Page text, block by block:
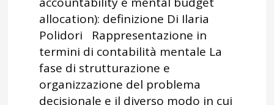
allocation): definizione Di Ilaria
Polidori Rappresentazione in
termini di contabilità mentale La
fase di strutturazione e
organizzazione del problema
decisionale e il diverso modo in cui